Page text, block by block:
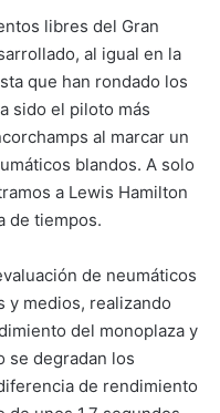
libres del Gran
al igual en la
que han rondado los
sido el piloto más
al marcar un
blandos. A solo
a Lewis Hamilton
de tiempos.
de neumáticos
y medios, realizando
del monoplaza y
se degradan los
de rendimiento